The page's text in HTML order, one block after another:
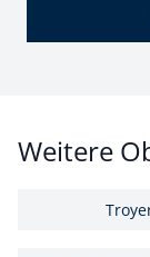
Weitere